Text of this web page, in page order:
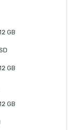
GB
GB
GB